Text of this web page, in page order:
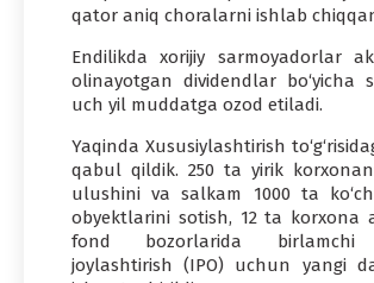
qator aniq choralarni ishlab
Endilikda xorijiy sarmoyadorlar
olinayotgan dividendlar bo‘yicha
uch yil muddatga ozod etiladi.
Yaqinda Xususiylashtirish
qabul qildik. 250 ta yirik
ulushini va salkam 1000 ta
obyektlarini sotish, 12 ta korxona
fond bozorlarida birlamchi
joylashtirish (IPO) uchun yangi